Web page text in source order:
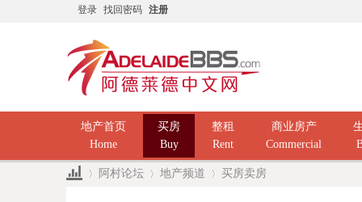
登录 找回密码 注册
地产首页
Home
买房
Buy
整租
Rent
商业房产
Commercial
阿村论坛 地产频道 买房卖房